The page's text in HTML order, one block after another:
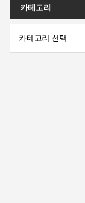
카테고리